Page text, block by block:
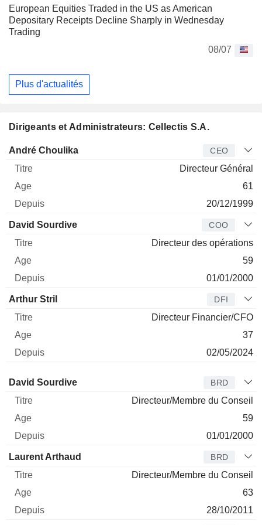
European Equities Traded in the US as American
Depositary Receipts Decline Sharply in Wednesday
Trading
08/07
Plus d'actualités
Dirigeants et Administrateurs: Cellectis S.A.
Dirigeant Titre Age
André Choulika CEO
Directeur Général
61
20/12/1999
David Sourdive COO
Directeur des opérations
59
01/01/2000
Arthur Stril DFI
Directeur Financier/CFO
37
02/05/2024
Administrateur Titre
David Sourdive BRD
Directeur/Membre du Conseil
59
01/01/2000
Laurent Arthaud BRD
Directeur/Membre du Conseil
63
28/10/2011